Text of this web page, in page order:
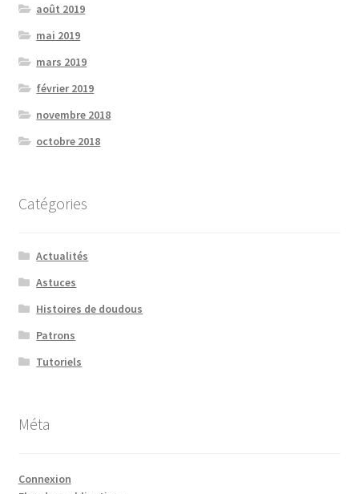
août 2019
mai 2019
mars 2019
février 2019
novembre 2018
octobre 2018
Catégories
Actualités
Astuces
Histoires de doudous
Patrons
Tutoriels
Méta
Connexion